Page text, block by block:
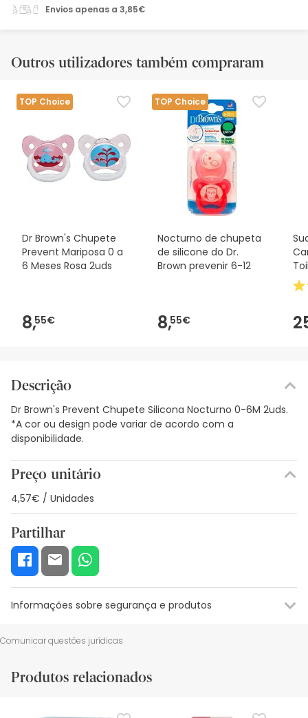
Envios apenas a 3,85€
Outros utilizadores também compraram
TOP Choice
Dr Brown's Chupete
Prevent Mariposa 0 a
6 Meses Rosa 2uds
8,55€
TOP Choice
Nocturno de chupeta
de silicone do Dr.
Brown prevenir 6-12
8,55€
Descrição
Dr Brown's Prevent Chupete Silicona Nocturno 0-6M 2uds.
*A cor ou design pode variar de acordo com a
disponibilidade.
Preço unitário
4,57€ / Unidades
Partilhar
Informações sobre segurança e produtos
Recursos de segurança visual
De momento, não dispomos de imagens de segurança
Recomendamos que voltes mais tarde para veres as
Comunicar questões jurídicas
Produtos relacionados